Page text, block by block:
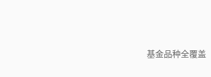
基金品种全覆盖